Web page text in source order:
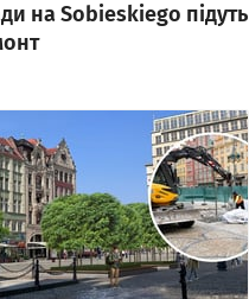
на Sobieskiego підуть